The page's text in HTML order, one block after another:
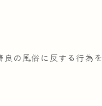
良の風俗に反する行為を